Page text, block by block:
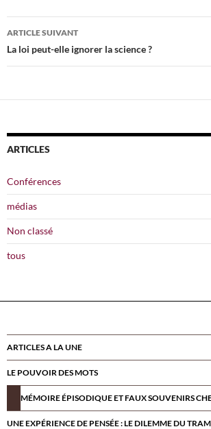
Navigation
des
ARTICLE SUIVANT
La loi peut-elle ignorer la science ?
ARTICLES
Conférences
médias
Non classé
tous
ARTICLES A LA UNE
LE POUVOIR DES MOTS
MÉMOIRE ÉPISODIQUE ET FAUX SOUVENIRS
UNE EXPÉRIENCE DE PENSÉE : LE DILEMME DU